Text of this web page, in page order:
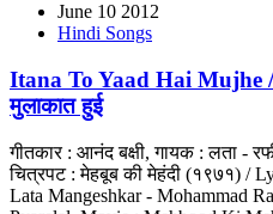
June 10 2012
Hindi Songs
Itana To Yaad Hai Mujhe
मुलाकात हुई
गीतकार : आनंद बक्षी, गायक : लता -
चित्रपट : मेहबूब की मेहंदी (१९७१) /
Lata Mangeshkar - Mohammad